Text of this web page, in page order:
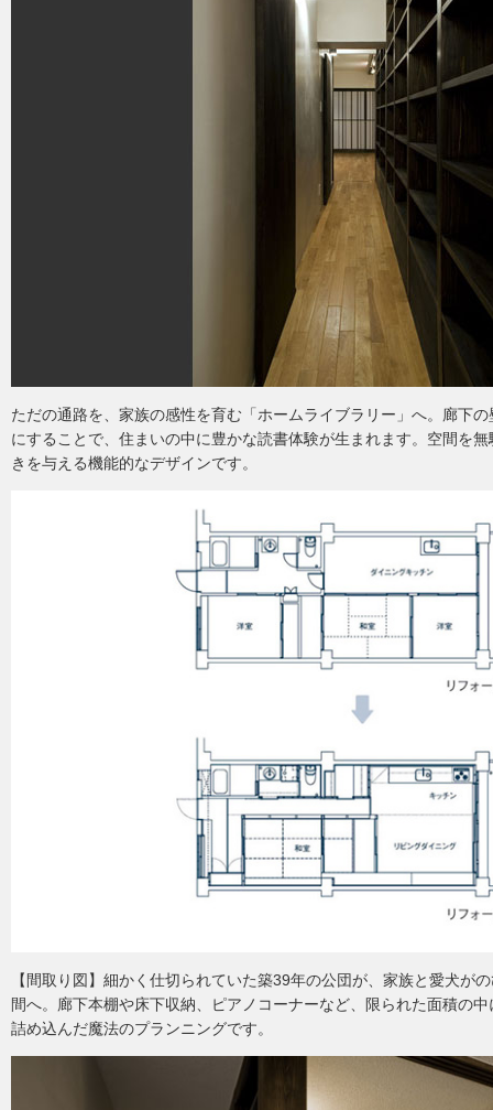
ただの通路を、家族の感性を育む「ホームライブラリー」へ。廊下
にすることで、住まいの中に豊かな読書体験が生まれます。空間を
きを与える機能的なデザインです。
【間取り図】細かく仕切られていた築39年の公団が、家族と愛犬が
間へ。廊下本棚や床下収納、ピアノコーナーなど、限られた面積の
詰め込んだ魔法のプランニングです。